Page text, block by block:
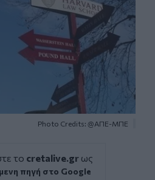
Photo Credits: @ΑΠΕ-ΜΠΕ
το cretalive.gr ως
πηγή στο Google